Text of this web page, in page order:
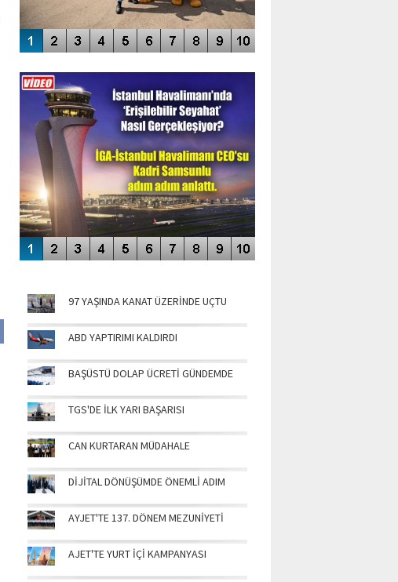
ENGELLERİN AŞILDIĞI HAVALİMANI
97 YAŞINDA KANAT ÜZERİNDE UÇTU
ABD YAPTIRIMI KALDIRDI
BAŞÜSTÜ DOLAP ÜCRETİ GÜNDEMDE
TGS'DE İLK YARI BAŞARISI
CAN KURTARAN MÜDAHALE
DİJİTAL DÖNÜŞÜMDE ÖNEMLİ ADIM
AYJET'TE 137. DÖNEM MEZUNİYETİ
AJET'TE YURT İÇİ KAMPANYASI